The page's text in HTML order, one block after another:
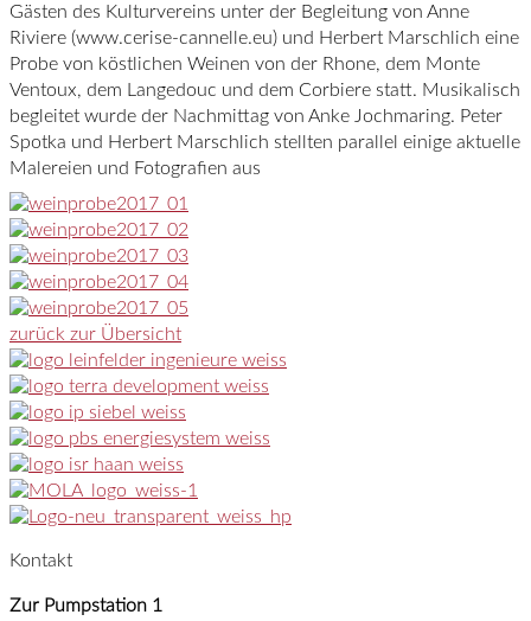
Gästen des Kulturvereins unter der Begleitung von Anne
Riviere (www.cerise-cannelle.eu) und Herbert Marschlich eine
Probe von köstlichen Weinen von der Rhone, dem Monte
Ventoux, dem Langedouc und dem Corbiere statt. Musikalisch
begleitet wurde der Nachmittag von Anke Jochmaring. Peter
Spotka und Herbert Marschlich stellten parallel einige aktuelle
Malereien und Fotografien aus
zurück zur Übersicht
Kontakt
Zur Pumpstation 1